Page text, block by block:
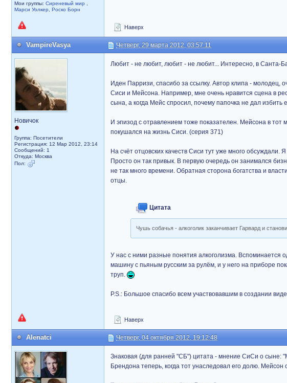
Мои группы: Сиреневый мир
Марси Уолкер
Роско Борн
Наверх
VampireVasya Четверг, 29 марта 2012, 03:57:11
Новичок
Группа: Посетители
Регистрация: 12 Мар 2012, 23:14
Сообщений: 1
Откуда: Москва
Пол:
Любит - не любит, любит - не любит... Интересно, в Санта-
Иден Парризи, спасибо за ссылку. Автор клипа -
Сиси и Мейсона. Например, мне очень нравится сцена в
сына, а когда Мейс спросил, почему папочка не дал
И эпизод с отравлением тоже показателен. Мейсона в тот
покушался на жизнь Сиси. (серия 371)
На счёт отцовских качеств Сиси тут уже много
Просто он так привык. В первую очередь он занимался
не так много времени. Обратная сторона богатства и
отцы.
Цитата
Чушь собачья - алкоголик заканчивает Гарвард и
У нас с ними разные понятия алкоголизма. Вспоминается
машину с пьяным русским за рулём, и у него на приборе
труп.
P.S.: Большое спасибо всем участвовавшим в создании
Наверх
Alenatci Четверг, 04 октября 2012, 19:12:48
Знаковая (для ранней "СБ") цитата - мнение СиСи о сыне:
Брендона теперь, когда тот унаследовал его долю.